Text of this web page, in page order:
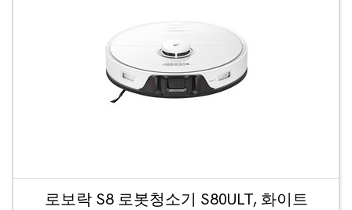
로보락 S8 로봇청소기 S80ULT, 화이트